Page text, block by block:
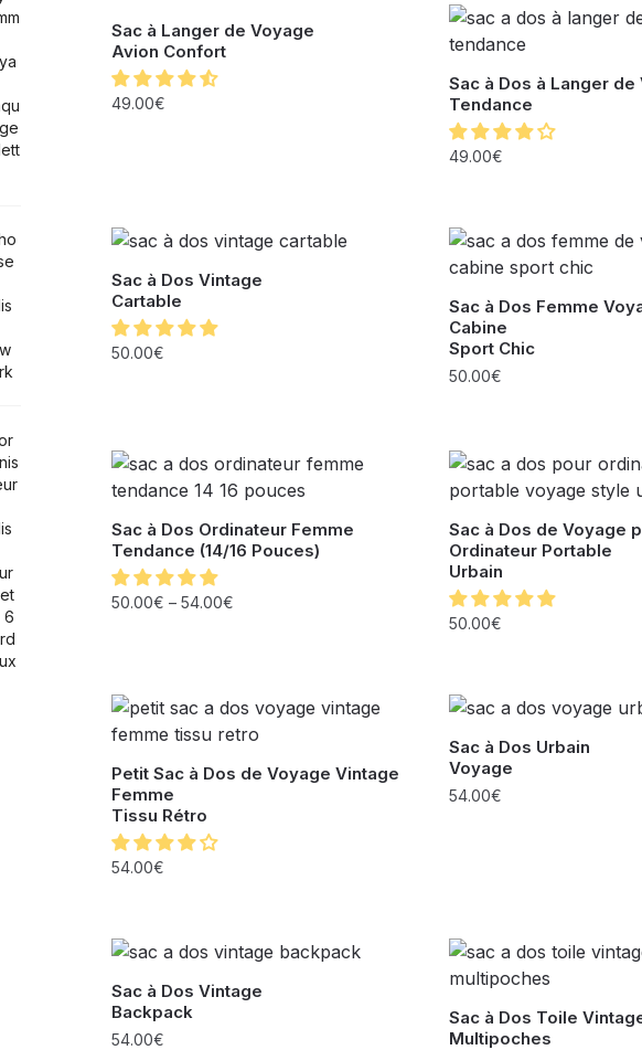
Sac à Langer de Voyage
Avion Confort
49.00€
Sac à Dos à Langer de
Tendance
49.00€
Sac à Dos Vintage
Cartable
50.00€
Sac à Dos Femme
Cabine
Sport Chic
50.00€
Sac à Dos Ordinateur Femme
Tendance (14/16 Pouces)
50.00€ – 54.00€
Sac à Dos de Voyage
Ordinateur Portable
Urbain
50.00€
Petit Sac à Dos de Voyage Vintage
Femme
Tissu Rétro
54.00€
Sac à Dos Urbain
Voyage
54.00€
Sac à Dos Vintage
Backpack
54.00€
Sac à Dos Toile
Multipoches